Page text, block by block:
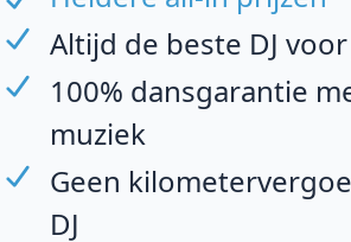
Altijd de beste DJ
100% dansgarantie
muziek
Geen
DJ